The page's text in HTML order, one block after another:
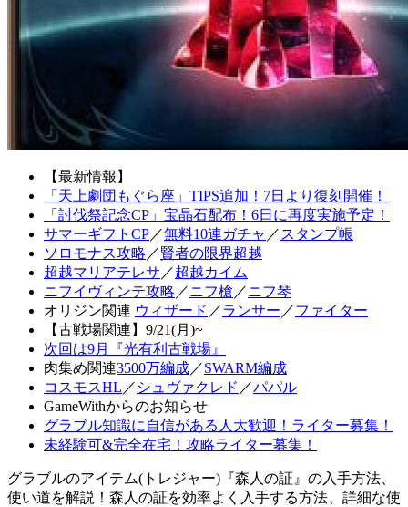
【最新情報】
「天上劇団もぐら座」TIPS追加！7日より復刻開催！
「討伐祭記念CP」宝晶石配布！6日に再度実施予定！
サマーギフトCP／無料10連ガチャ ／ スタンプ帳
ソロモナス攻略 ／賢者の限界超越
超越マリアテレサ ／超越カイム
ニフイヴィンテ攻略 ／ニフ槍 ／ニフ琴
オリジン関連 ウィザード ／ランサー ／ファイター
【古戦場関連】9/21(月)~
次回は9月『光有利古戦場』
肉集め関連3500万編成／SWARM編成
コスモスHL ／ シュヴァクレド ／パパル
GameWithからのお知らせ
グラブル知識に自信がある人大歓迎！ライター募集！
未経験可&完全在宅！攻略ライター募集！
グラブルのアイテム(トレジャー)『森人の証』の入手方法、
使い道を解説！森人の証を効率よく入手する方法、詳細な使